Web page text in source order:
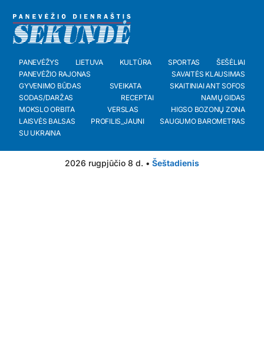
PANEVĖŽYS LIETUVA KULTŪRA SPORTAS
ŠEŠĖLIAI
PANEVĖŽIO RAJONAS
SAVAITĖS KLAUSIMAS
GYVENIMO BŪDAS
SVEIKATA
SKAITINIAI ANT SOFOS
SODAS/DARŽAS
RECEPTAI
NAMŲ GIDAS
MOKSLO ORBITA
VERSLAS
HIGSO BOZONŲ ZONA
LAISVĖS BALSAS
PROFILIS_JAUNI
SAUGUMO BAROMETRAS
SU UKRAINA
2026 rugpjūčio 8 d. • Šeštadienis